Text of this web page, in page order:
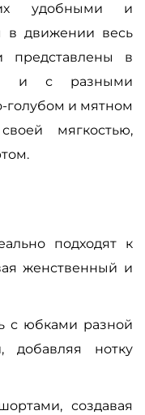
удобными и
в движении весь
в
и с разными
и мятном
мягкостью,
подходят к
женственный и
с юбками разной
нотку
создавая